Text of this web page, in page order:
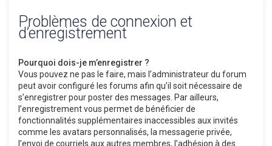
Problèmes de connexion et
d’enregistrement
Pourquoi dois-je m’enregistrer ?
Vous pouvez ne pas le faire, mais l’administrateur du forum
peut avoir configuré les forums afin qu’il soit nécessaire de
s’enregistrer pour poster des messages. Par ailleurs,
l’enregistrement vous permet de bénéficier de
fonctionnalités supplémentaires inaccessibles aux invités
comme les avatars personnalisés, la messagerie privée,
l’envoi de courriels aux autres membres, l’adhésion à des